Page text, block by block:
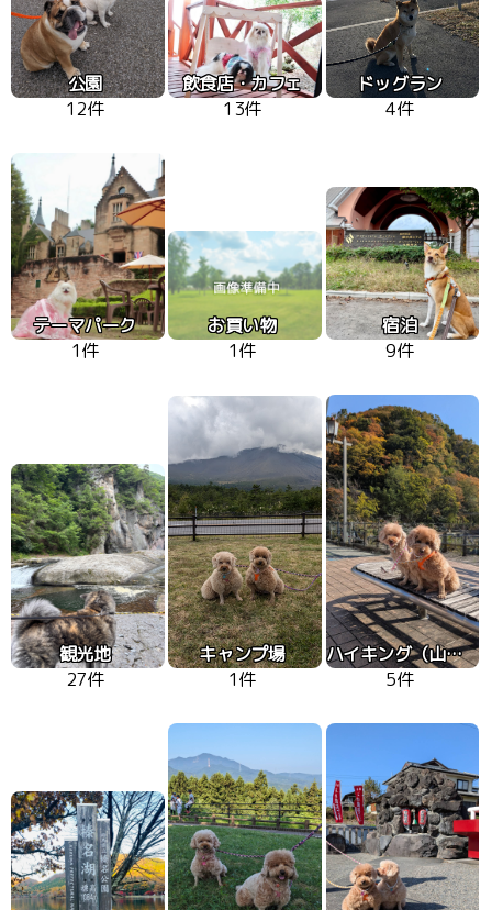
公園
12件
飲食店・カフェ
13件
ドッグラン
4件
テーマパーク
1件
お買い物
1件
宿泊
9件
観光地
27件
キャンプ場
1件
ハイキング（山、高原）
5件